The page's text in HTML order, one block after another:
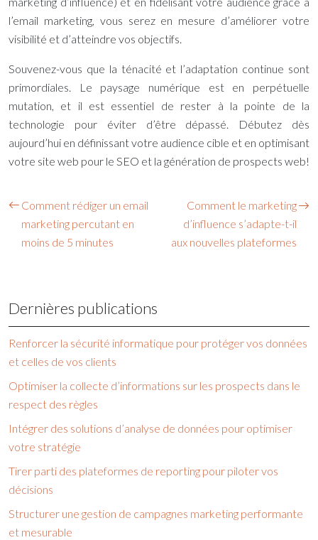
l’email marketing, vous serez en mesure d’améliorer votre
visibilité et d’atteindre vos objectifs.
Souvenez-vous que la ténacité et l’adaptation continue sont
primordiales. Le paysage numérique est en perpétuelle
mutation, et il est essentiel de rester à la pointe de la
technologie pour éviter d’être dépassé. Débutez dès
aujourd’hui en définissant votre audience cible et en optimisant
votre site web pour le SEO et la génération de prospects web!
Comment rédiger un email
marketing percutant en
moins de 5 minutes
Comment le marketing
d’influence s’adapte-t-il
aux nouvelles plateformes
Dernières publications
Renforcer la sécurité informatique pour protéger vos données
et celles de vos clients
Optimiser la collecte d’informations sur les prospects dans le
respect des règles
Intégrer des solutions d’analyse de données pour optimiser
votre stratégie
Tirer parti des plateformes de reporting pour piloter vos
décisions
Structurer une gestion de campagnes marketing performante
et mesurable